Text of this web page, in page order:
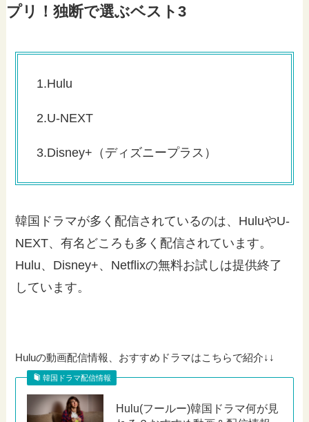
プリ！独断で選ぶベスト3
1.Hulu
2.U-NEXT
3.Disney+（ディズニープラス）
韓国ドラマが多く配信されているのは、HuluやU-
NEXT、有名どころも多く配信されています。
Hulu、Disney+、Netflixの無料お試しは提供終了
しています。
Huluの動画配信情報、おすすめドラマはこちらで紹介↓↓
韓国ドラマ配信情報
Hulu(フールー)韓国ドラマ何が見